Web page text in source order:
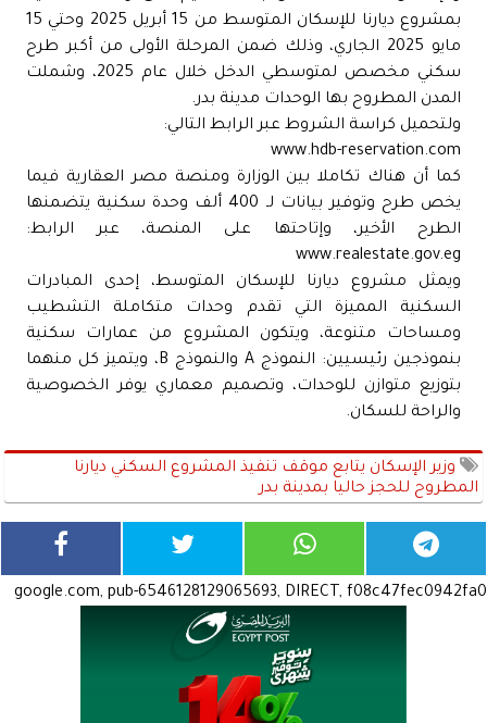
بمشروع ديارنا للإسكان المتوسط من 15 أبريل 2025 وحتي 15
مايو 2025 الجاري، وذلك ضمن المرحلة الأولى من أكبر طرح
سكني مخصص لمتوسطي الدخل خلال عام 2025، وشملت
المدن المطروح بها الوحدات مدينة بدر.
ولتحميل كراسة الشروط عبر الرابط التالي:
كما أن هناك تكاملا بين الوزارة ومنصة مصر العقارية فيما
يخص طرح وتوفير بيانات لـ 400 ألف وحدة سكنية يتضمنها
الطرح الأخير، وإتاحتها على المنصة، عبر الرابط:
www.realestate.gov.eg
ويمثل مشروع ديارنا للإسكان المتوسط، إحدى المبادرات
السكنية المميزة التي تقدم وحدات متكاملة التشطيب
ومساحات متنوعة، ويتكون المشروع من عمارات سكنية
بنموذجين رئيسيين: النموذج A والنموذج B، ويتميز كل منهما
بتوزيع متوازن للوحدات، وتصميم معماري يوفر الخصوصية
والراحة للسكان.
وزير الإسكان يتابع موقف تنفيذ المشروع السكني ديارنا
المطروح للحجز حاليا بمدينة بدر
google.com, pub-6546128129065693, DIRECT, f08c47fec0942fa0